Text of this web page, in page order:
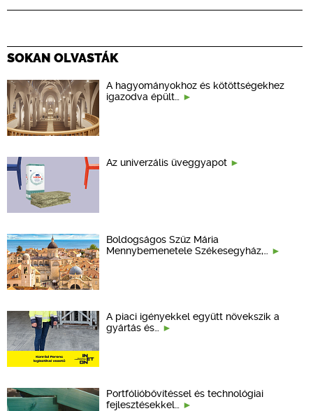
SOKAN OLVASTÁK
A hagyományokhoz és kötöttségekhez
igazodva épült…
Az univerzális üveggyapot
Boldogságos Szűz Mária
Mennybemenetele Székesegyház,…
A piaci igényekkel együtt növekszik a
gyártás és…
Portfólióbővítéssel és technológiai
fejlesztésekkel…